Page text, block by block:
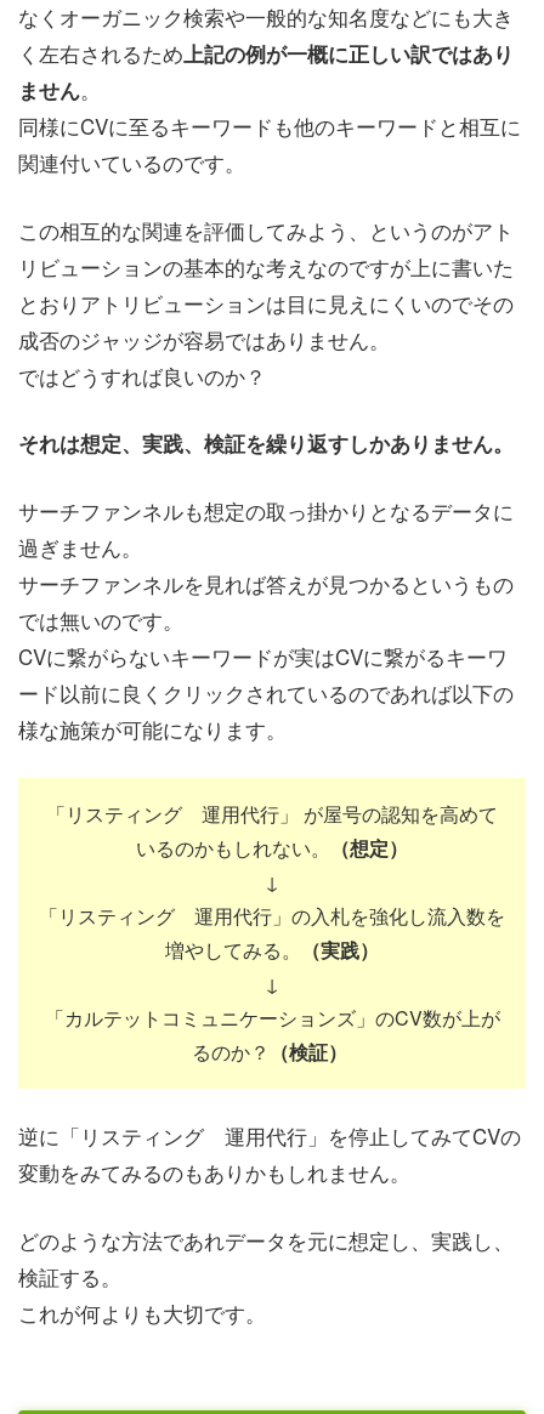
なくオーガニック検索や一般的な知名度などにも大き
く左右されるため上記の例が一概に正しい訳ではあり
ません。
同様にCVに至るキーワードも他のキーワードと相互に
関連付いているのです。
この相互的な関連を評価してみよう、というのがアト
リビューションの基本的な考えなのですが上に書いた
とおりアトリビューションは目に見えにくいのでその
成否のジャッジが容易ではありません。
ではどうすれば良いのか？
それは想定、実践、検証を繰り返すしかありません。
サーチファンネルも想定の取っ掛かりとなるデータに
過ぎません。
サーチファンネルを見れば答えが見つかるというもの
では無いのです。
CVに繋がらないキーワードが実はCVに繋がるキーワ
ード以前に良くクリックされているのであれば以下の
様な施策が可能になります。
「リスティング 運用代行」 が屋号の認知を高めて
いるのかもしれない。
（想定）
↓
「リスティング 運用代行」の入札を強化し流入数を
増やしてみる。
（実践）
↓
「カルテットコミュニケーションズ」のCV数が上が
るのか？
（検証）
逆に「リスティング 運用代行」を停止してみてCVの
変動をみてみるのもありかもしれません。
どのような方法であれデータを元に想定し、実践し、
検証する。
これが何よりも大切です。